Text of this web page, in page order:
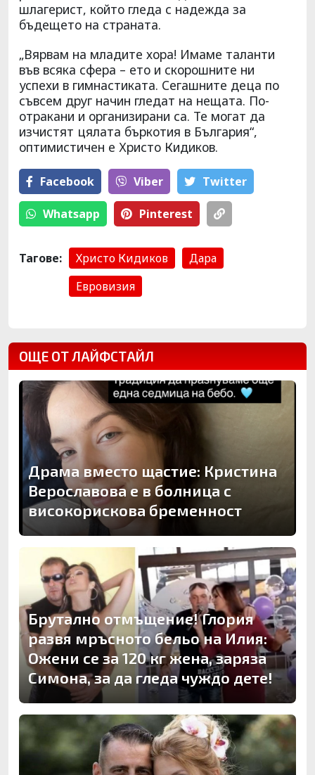
шлагерист, който гледа с надежда за
бъдещето на страната.
„Вярвам на младите хора! Имаме таланти
във всяка сфера – ето и скорошните ни
успехи в гимнастиката. Сегашните деца по
съвсем друг начин гледат на нещата. По-
отракани и организирани са. Те могат да
изчистят цялата бъркотия в България“,
оптимистичен е Христо Кидиков.
Facebook Viber Тwitter
Whatsapp Pinterest
Тагове: Христо Кидиков
Дара
Евровизия
ОЩЕ ОТ ЛАЙФСТАЙЛ
Драма вместо щастие: Кристина
Верославова е в болница с
високорискова бременност
Брутално отмъщение! Глория
развя мръсното бельо на Илия:
Ожени се за 120 кг жена, заряза
Симона, за да гледа чуждо дете!